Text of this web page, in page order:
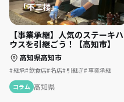
【事業承継】人気のステーキハ
ウスを引継ごう！【高知市】
高知県高知市
継承 飲食店 名店 引継ぎ 事業承継
コラム 高知県